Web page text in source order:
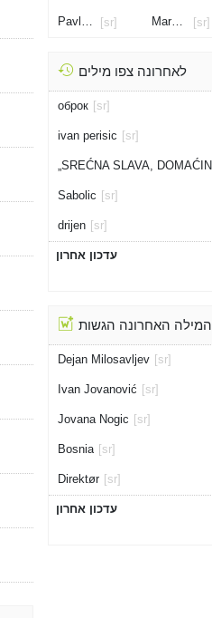
Pavlovic[sr] Marko Bulat
[sr]
לאחרונה צפו מילים
оброк [sr]
ivan perisic [sr]
Sabolic [sr]
drijen [sr]
עדכון אחרון
המילה האחרונה הגשות
Dejan Milosavljev [sr]
Ivan Jovanović [sr]
Jovana Nogic [sr]
Bosnia [sr]
Direktør [sr]
עדכון אחרון